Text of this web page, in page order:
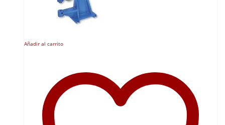
Añadir al carrito